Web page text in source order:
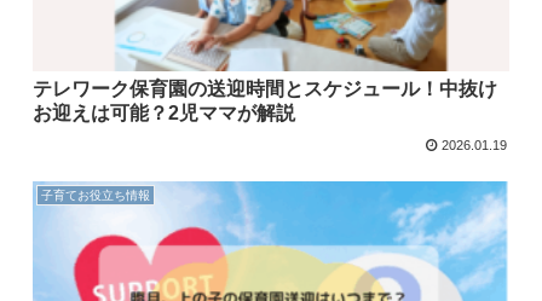
テレワーク保育園の送迎時間とスケジュール！中抜け
お迎えは可能？2児ママが解説
2026.01.19
子育てお役立ち情報